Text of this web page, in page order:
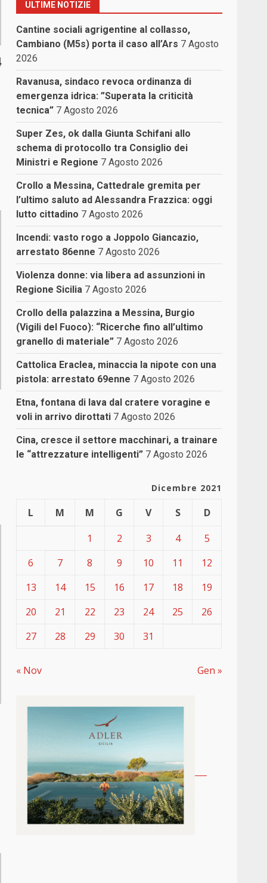
ULTIME NOTIZIE
Cantine sociali agrigentine al collasso,
Cambiano (M5s) porta il caso all’Ars 7 Agosto
2026
Ravanusa, sindaco revoca ordinanza di
emergenza idrica: ”Superata la criticità
tecnica” 7 Agosto 2026
Super Zes, ok dalla Giunta Schifani allo
schema di protocollo tra Consiglio dei
Ministri e Regione 7 Agosto 2026
Crollo a Messina, Cattedrale gremita per
l’ultimo saluto ad Alessandra Frazzica: oggi
lutto cittadino 7 Agosto 2026
Incendi: vasto rogo a Joppolo Giancazio,
arrestato 86enne 7 Agosto 2026
Violenza donne: via libera ad assunzioni in
Regione Sicilia 7 Agosto 2026
Crollo della palazzina a Messina, Burgio
(Vigili del Fuoco): “Ricerche fino all’ultimo
granello di materiale” 7 Agosto 2026
Cattolica Eraclea, minaccia la nipote con una
pistola: arrestato 69enne 7 Agosto 2026
Etna, fontana di lava dal cratere voragine e
voli in arrivo dirottati 7 Agosto 2026
Cina, cresce il settore macchinari, a trainare
le “attrezzature intelligenti” 7 Agosto 2026
Dicembre 2021
L M M G V S
D
1
2 3 4
5
6
7 8 9 10 11
12
13
14 15 16 17 18
19
20
21 22 23 24 25
26
27
28 29 30 31
« Nov Gen »